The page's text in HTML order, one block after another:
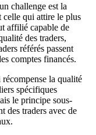
challenge est la
qui attire le plus
affilié capable de
des traders,
référés passent
comptes financés.
la qualité
spécifiques
le principe sous-
des traders avec de